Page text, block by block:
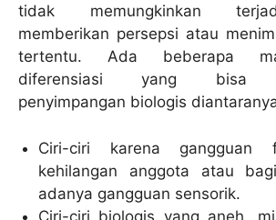
tidak memungkinkan
memberikan persepsi atau
tertentu. Ada beberapa
diferensiasi yang bisa
penyimpangan biologis
Ciri-ciri karena gangguan
kehilangan anggota atau
adanya gangguan sensorik.
Ciri-ciri biologis yang aneh,